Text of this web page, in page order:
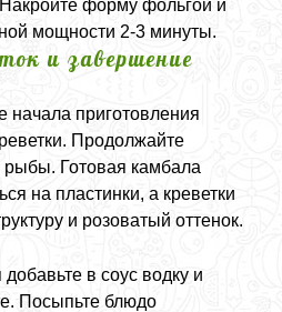
форму фольгой и
мощности 2-3 минуты.
и завершение
начала приготовления
Продолжайте
рыбы. Готовая камбала
на пластинки, а креветки
и розоватый оттенок.
в соус водку и
Посыпьте блюдо